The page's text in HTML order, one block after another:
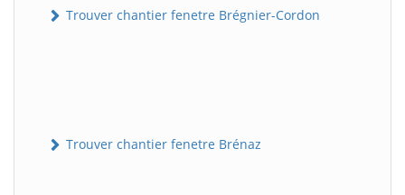
Trouver chantier fenetre Brégnier-Cordon
Trouver chantier fenetre Brénaz